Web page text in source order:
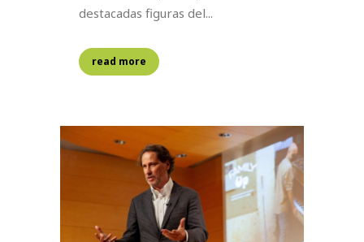
destacadas figuras del...
read more